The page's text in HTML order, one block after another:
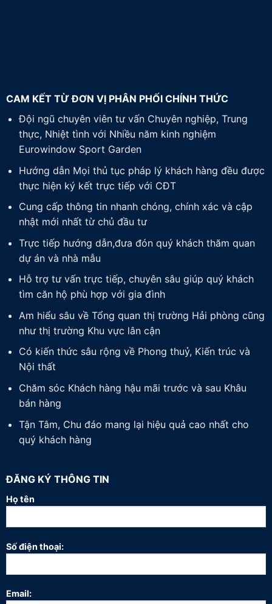
CAM KẾT TỪ ĐƠN VỊ PHÂN PHỐI CHÍNH THỨC
Đội ngũ chuyên viên tư vấn Chuyên nghiệp, Trung
thực, Nhiệt tình với Nhiều năm kinh nghiệm
Eurowindow Sport Garden
Hướng dẫn Mọi thủ tục pháp lý khách hàng đều được
thực hiện ký kết trực tiếp với CĐT
Cung cấp thông tin nhanh chóng, chính xác và cập
nhật mới nhất từ chủ đầu tư
Trực tiếp hướng dẫn,đưa đón quý khách thăm quan
dự án và nhà mẫu
Hỗ trợ tư vấn trực tiếp, chuyên sâu giúp quý khách
tìm căn hộ phù hợp với gia đình
Am hiểu sâu về Tổng quan thị trường Hải phòng cũng
như thị trường Khu vực lân cận
Có kiến thức sâu rộng về Phong thuỷ, Kiến trúc và
Nội thất
Chăm sóc Khách hàng hậu mãi trước và sau Khâu
bán hàng
Tận Tâm, Chu đáo mang lại hiệu quả cao nhất cho
quý khách hàng
ĐĂNG KÝ THÔNG TIN
Họ tên
Số điện thoại:
Email: